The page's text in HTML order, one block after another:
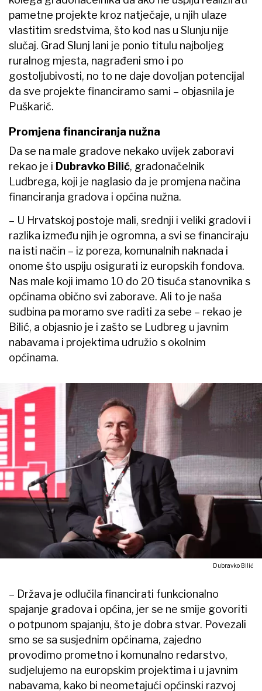
pametne projekte kroz natječaje, u njih ulaze
vlastitim sredstvima, što kod nas u Slunju nije
slučaj. Grad Slunj lani je ponio titulu najboljeg
ruralnog mjesta, nagrađeni smo i po
gostoljubivosti, no to ne daje dovoljan potencijal
da sve projekte financiramo sami – objasnila je
Puškarić.
Promjena financiranja nužna
Da se na male gradove nekako uvijek zaboravi
rekao je i Dubravko Bilić, gradonačelnik
Ludbrega, koji je naglasio da je promjena načina
financiranja gradova i općina nužna.
– U Hrvatskoj postoje mali, srednji i veliki gradovi i
razlika između njih je ogromna, a svi se financiraju
na isti način – iz poreza, komunalnih naknada i
onome što uspiju osigurati iz europskih fondova.
Nas male koji imamo 10 do 20 tisuća stanovnika s
općinama obično svi zaborave. Ali to je naša
sudbina pa moramo sve raditi za sebe – rekao je
Bilić, a objasnio je i zašto se Ludbreg u javnim
nabavama i projektima udružio s okolnim
općinama.
Dubravko Bilić
– Država je odlučila financirati funkcionalno
spajanje gradova i općina, jer se ne smije govoriti
o potpunom spajanju, što je dobra stvar. Povezali
smo se sa susjednim općinama, zajedno
provodimo prometno i komunalno redarstvo,
sudjelujemo na europskim projektima i u javnim
nabavama, kako bi neometajući općinski razvoj